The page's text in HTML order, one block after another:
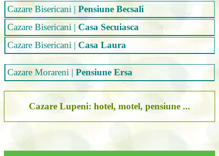
Cazare Bisericani | Pensiune Becsali
Cazare Bisericani | Casa Secuiasca
Cazare Bisericani | Casa Laura
Cazare Morareni | Pensiune Ersa
Cazare Lupeni: hotel, motel, pensiune ...